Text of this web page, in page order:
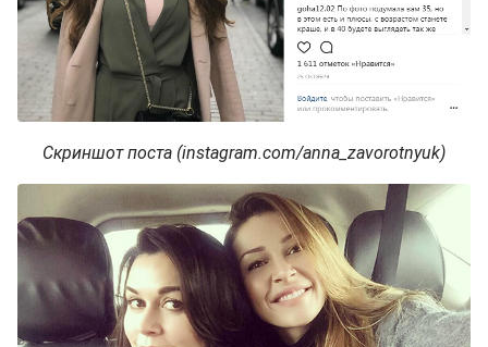
Скриншот поста (instagram.com/anna_zavorotnyuk)